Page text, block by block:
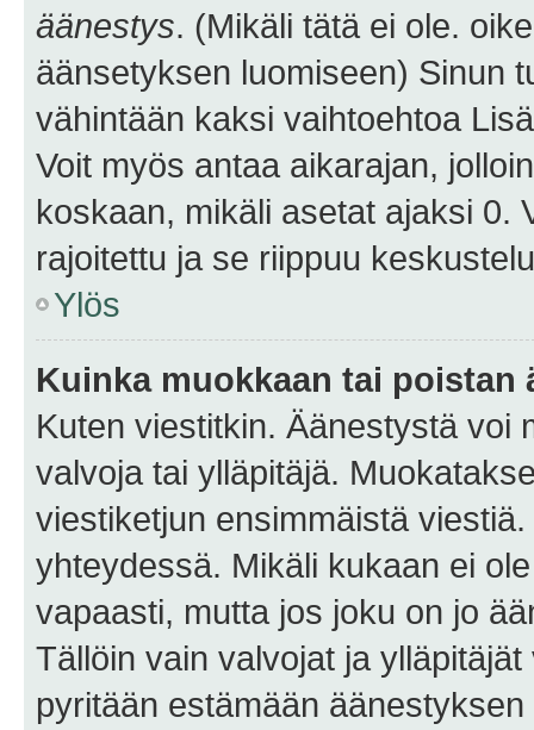
äänestys. (Mikäli tätä ei ole.
äänsetyksen luomiseen) Sinun
vähintään kaksi vaihtoehtoa
Voit myös antaa aikarajan,
koskaan, mikäli asetat ajaksi 0.
rajoitettu ja se riippuu
Ylös
Kuinka muokkaan tai poistan
Kuten viestitkin. Äänestystä voi
valvoja tai ylläpitäjä.
viestiketjun ensimmäistä
yhteydessä. Mikäli kukaan ei
vapaasti, mutta jos joku on jo
Tällöin vain valvojat ja
pyritään estämään